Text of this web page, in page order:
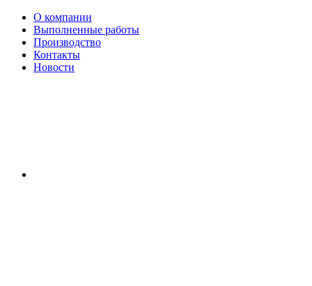
О компании
Выполненные работы
Производство
Контакты
Новости